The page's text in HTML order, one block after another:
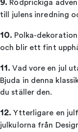
9. Rödprickiga
till julens inredning
10. Polka-
och blir ett fint
11.Vad vore en jul
Bjuda in denna
du ställer den.
12.Ytterligare en
julkulorna från